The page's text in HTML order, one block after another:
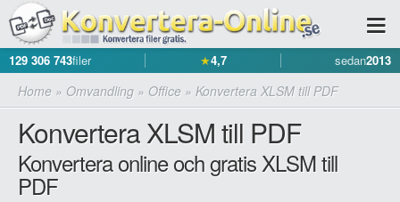
129 306 743filer ★4,7 sedan2013
Home » Omvandling » Office » Konvertera XLSM till PDF
Konvertera XLSM till PDF
Konvertera online och gratis XLSM till
PDF